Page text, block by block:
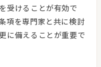
受けることが有効で
項を専門家と共に検討
に備えることが重要で